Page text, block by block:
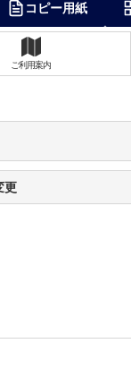
コピー用紙
ご利用案内
更